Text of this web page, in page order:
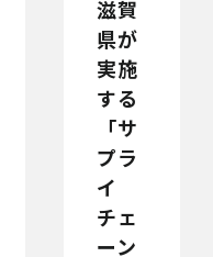
滋賀
県が
実施
する
「サ
プラ
イ
チェ
ーン